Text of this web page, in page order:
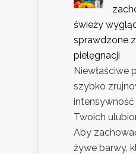
świeży
sprawdzone
pielęgnacji
Niewłaściwe
szybko
Twoich
Aby
żywe barwy,